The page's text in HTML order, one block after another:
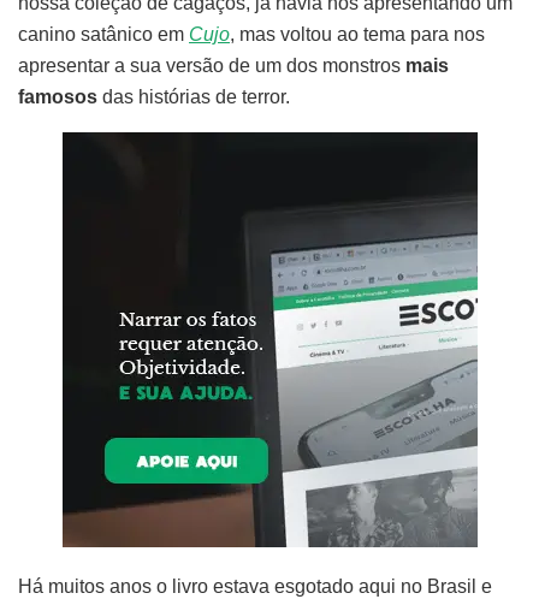
canino satânico em Cujo, mas voltou ao tema para nos
apresentar a sua versão de um dos monstros mais
famosos das histórias de terror.
Há muitos anos o livro estava esgotado aqui no Brasil e